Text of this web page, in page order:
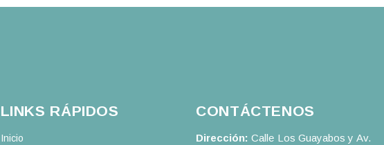
LINKS RÁPIDOS
Inicio
CONTÁCTENOS
Dirección: Calle Los Guayabos y Av.